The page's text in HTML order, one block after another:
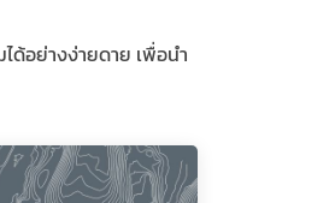
ด้อย่างง่ายดาย เพื่อนำ